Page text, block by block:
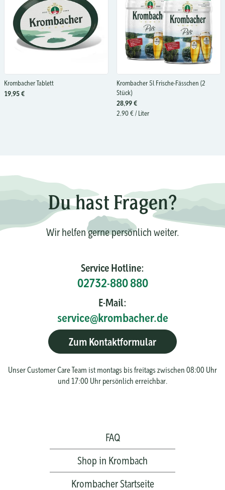
Krombacher Tablett
19,95 €
Krombacher 5l Frische-Fässchen (2
Stück)
28,99 €
2,90 €/ Liter
Du hast Fragen?
Wir helfen gerne persönlich weiter.
Service Hotline:
02732-880 880
E-Mail:
service@krombacher.de
Zum Kontaktformular
Unser Customer Care Team ist montags bis freitags zwischen 08:00 Uhr
und 17:00 Uhr persönlich erreichbar.
FAQ
Shop in Krombach
Krombacher Startseite